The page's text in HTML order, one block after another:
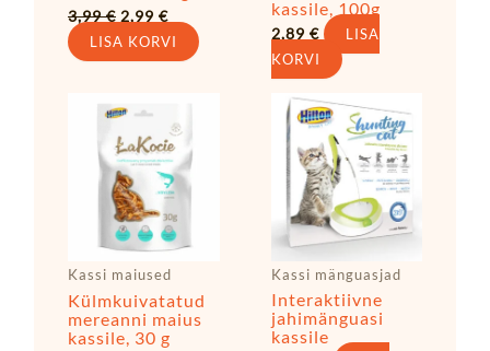
3,99€ 2,99 €
LISA KORVI
kassile, 100g
2,89 €
LISA
KORVI
Kassi maiused
Külmkuivatatud
mereanni maius
kassile, 30 g
hind
oli:
2,59 €.
on:
1,69 €.
Kassi mänguasjad
Interaktiivne
jahimänguasi
kassile